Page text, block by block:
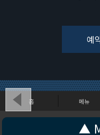
예
▲
홈 메뉴
강원도 춘천시 동산면 새술막길 438
Copyright (c) CLUBD -